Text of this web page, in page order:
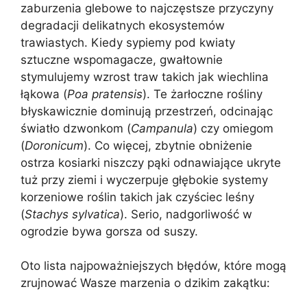
zaburzenia glebowe to najczęstsze przyczyny
degradacji delikatnych ekosystemów
trawiastych. Kiedy sypiemy pod kwiaty
sztuczne wspomagacze, gwałtownie
stymulujemy wzrost traw takich jak wiechlina
łąkowa (Poa pratensis). Te żarłoczne rośliny
błyskawicznie dominują przestrzeń, odcinając
światło dzwonkom (Campanula) czy omiegom
(Doronicum). Co więcej, zbytnie obniżenie
ostrza kosiarki niszczy pąki odnawiające ukryte
tuż przy ziemi i wyczerpuje głębokie systemy
korzeniowe roślin takich jak czyściec leśny
(Stachys sylvatica). Serio, nadgorliwość w
ogrodzie bywa gorsza od suszy.
Oto lista najpoważniejszych błędów, które mogą
zrujnować Wasze marzenia o dzikim zakątku: